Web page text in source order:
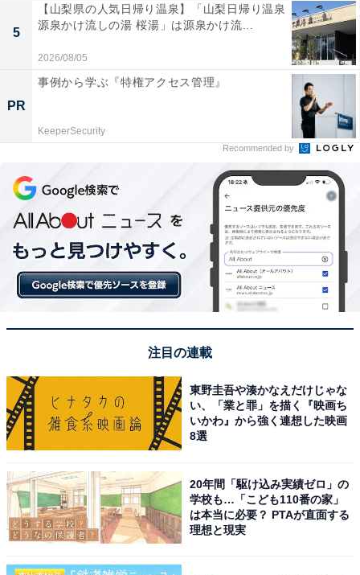
特別価格で登場中【1月5日】
【今日チェックしたい】Dysonの人気商品5選
Dyson(ダイソン) 掃除機 コードレス Dyson WashG1™
(WR01 AM) スティッククリーナー
5
【山梨県の人気日帰り温泉】「山梨日帰り温泉
源泉かけ流しの湯 桜湯」は源泉かけ流...
2026/08/05
PR
事例から学ぶ『特権アクセス管理』
KeeperSecurity
Recommended by
注目の連載
東野圭吾や湊かなえだけじゃな
い、「業と罪」を描く『映画ち
いかわ』から強く連想した映画
8選
20年間「駆け込み実績ゼロ」の
学校も…「こども110番の家」
は本当に必要？ PTAが直面する
理想と現実